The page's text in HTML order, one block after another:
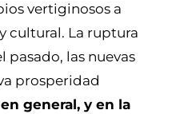
vertiginosos a
cultural. La ruptura
pasado, las nuevas
prosperidad
general, y en la